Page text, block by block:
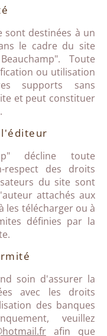
sont destinées à un
le cadre du site
". Toute
ou utilisation
supports sans
et peut constituer
l'éditeur
décline toute
des droits
du site sont
attachés aux
les télécharger ou à
définies par la
soin d'assurer la
avec les droits
des banques
veuillez
afin que